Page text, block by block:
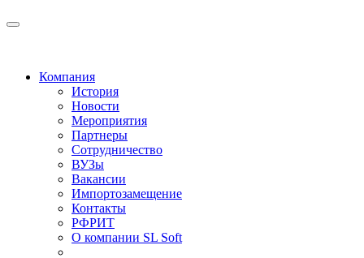
Компания
История
Новости
Мероприятия
Партнеры
Сотрудничество
ВУЗы
Вакансии
Импортозамещение
Контакты
РФРИТ
О компании SL Soft